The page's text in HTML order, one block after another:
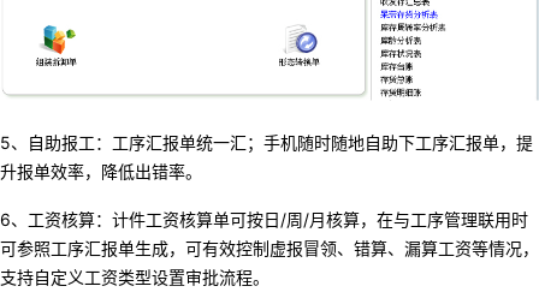
5、自助报工：工序汇报单统一汇；手机随时随地自助下工序汇报单，提
升报单效率，降低出错率。
6、工资核算：计件工资核算单可按日/周/月核算， 在与工序管理联用时
可参照工序汇报单生成， 可有效控制虚报冒领、 错算、 漏算工资等情况，
支持自定义工资类型设置审批流程。